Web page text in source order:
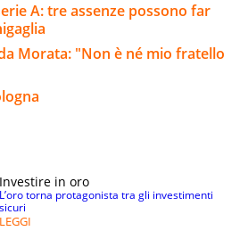
A: tre assenze possono far
Morata: "Non è né mio fratello
Investire in oro
L’oro torna protagonista tra gli investimenti
sicuri
LEGGI